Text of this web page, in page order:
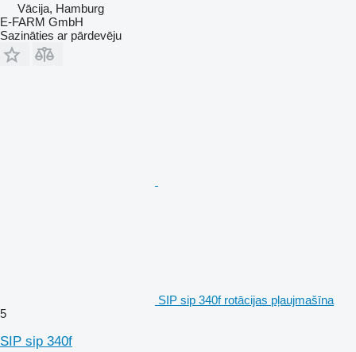
Vācija, Hamburg
E-FARM GmbH
Sazināties ar pārdevēju
SIP sip 340f rotācijas pļaujmašīna
5
SIP sip 340f